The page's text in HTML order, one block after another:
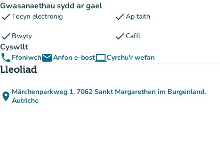
Gwasanaethau sydd ar gael
checkTocyn electronig checkAp taith
check Bwyty checkCaffi
Cyswllt
phone FfoniwchemailAnfon e-bostcomputerCyrchu'r wefan
(tab newydd)
Lleoliad
place Märchenparkweg 1, 7062 Sankt Margarethen im Burgenland,
Autriche